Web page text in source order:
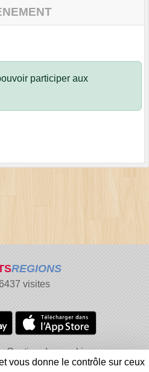
participer aux
REGIONS
visites
Gestion des cookies
un contenu inapproprié
vous donne le contrôle sur ceux